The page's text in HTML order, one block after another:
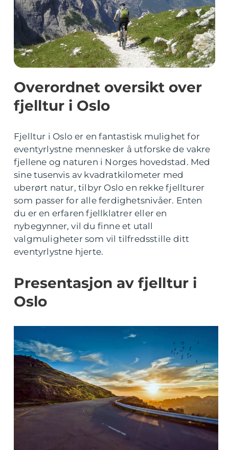
Overordnet oversikt over
fjelltur i Oslo
Fjelltur i Oslo er en fantastisk mulighet for
eventyrlystne mennesker å utforske de vakre
fjellene og naturen i Norges hovedstad. Med
sine tusenvis av kvadratkilometer med
uberørt natur, tilbyr Oslo en rekke fjellturer
som passer for alle ferdighetsnivåer. Enten
du er en erfaren fjellklatrer eller en
nybegynner, vil du finne et utall
valgmuligheter som vil tilfredsstille ditt
eventyrlystne hjerte.
Presentasjon av fjelltur i
Oslo